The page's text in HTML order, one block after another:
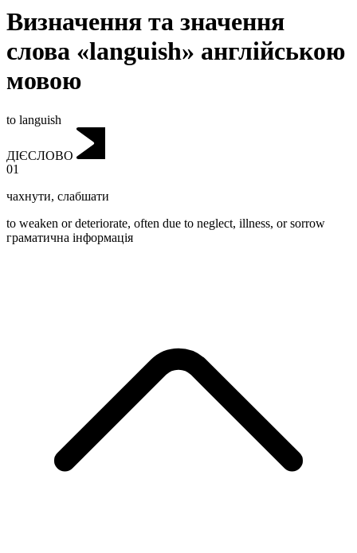
Визначення та значення
слова «languish» англійською
мовою
to languish
ДІЄСЛОВО
01
чахнути, слабшати
to weaken or deteriorate, often due to neglect, illness, or sorrow
граматична інформація